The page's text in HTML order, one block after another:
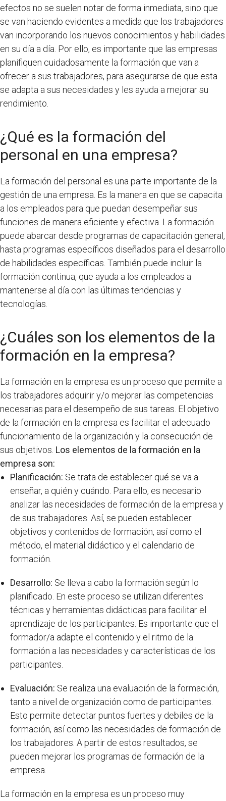
efectos no se suelen notar de forma inmediata, sino que
se van haciendo evidentes a medida que los trabajadores
van incorporando los nuevos conocimientos y habilidades
en su día a día. Por ello, es importante que las empresas
planifiquen cuidadosamente la formación que van a
ofrecer a sus trabajadores, para asegurarse de que esta
se adapta a sus necesidades y les ayuda a mejorar su
rendimiento.
¿Qué es la formación del
personal en una empresa?
La formación del personal es una parte importante de la
gestión de una empresa. Es la manera en que se capacita
a los empleados para que puedan desempeñar sus
funciones de manera eficiente y efectiva. La formación
puede abarcar desde programas de capacitación general,
hasta programas específicos diseñados para el desarrollo
de habilidades específicas. También puede incluir la
formación continua, que ayuda a los empleados a
mantenerse al día con las últimas tendencias y
tecnologías.
¿Cuáles son los elementos de la
formación en la empresa?
La formación en la empresa es un proceso que permite a
los trabajadores adquirir y/o mejorar las competencias
necesarias para el desempeño de sus tareas. El objetivo
de la formación en la empresa es facilitar el adecuado
funcionamiento de la organización y la consecución de
sus objetivos. Los elementos de la formación en la
empresa son:
Planificación: Se trata de establecer qué se va a
enseñar, a quién y cuándo. Para ello, es necesario
analizar las necesidades de formación de la empresa y
de sus trabajadores. Así, se pueden establecer
objetivos y contenidos de formación, así como el
método, el material didáctico y el calendario de
formación.
Desarrollo: Se lleva a cabo la formación según lo
planificado. En este proceso se utilizan diferentes
técnicas y herramientas didácticas para facilitar el
aprendizaje de los participantes. Es importante que el
formador/a adapte el contenido y el ritmo de la
formación a las necesidades y características de los
participantes.
Evaluación: Se realiza una evaluación de la formación,
tanto a nivel de organización como de participantes.
Esto permite detectar puntos fuertes y debiles de la
formación, así como las necesidades de formación de
los trabajadores. A partir de estos resultados, se
pueden mejorar los programas de formación de la
empresa.
La formación en la empresa es un proceso muy